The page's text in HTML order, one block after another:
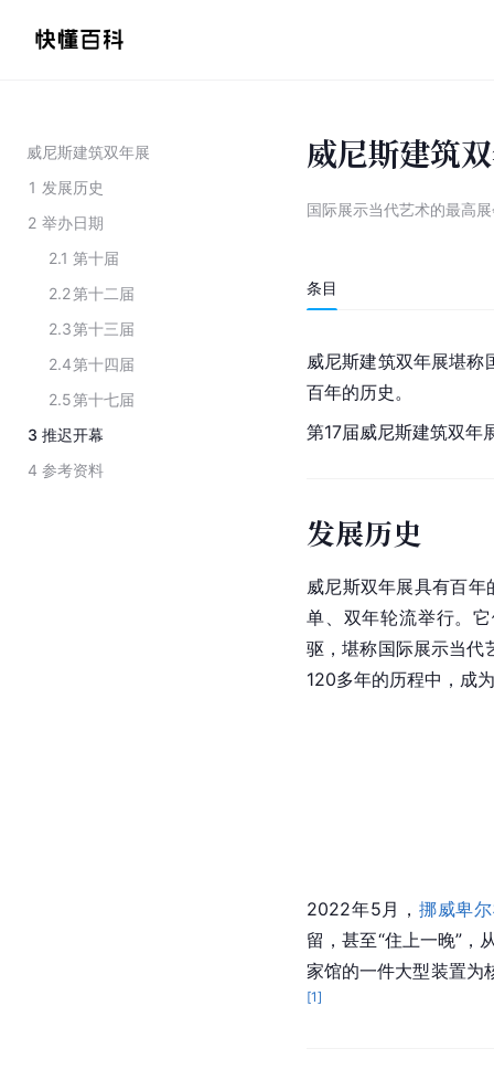
威尼斯建筑双年展
1 发展历史
2 举办日期
2.1 第十届
2.2第十二届
2.3第十三届
2.4第十四届
2.5第十七届
3 推迟开幕
4 参考资料
威尼斯建筑
国际展示当代艺术的最高
条目
威尼斯建筑双年展堪
百年的历史。
第17届威尼斯建筑双年
发展历史
威尼斯双年展具有百
单、双年轮流举行。
驱，堪称国际展示当代
120多年的历程中，成
2022年5月， 挪威卑
留，甚至“住上一晚”，
家馆的一件大型装置为
[1]